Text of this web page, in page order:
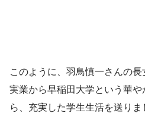
このように、羽鳥慎一さんの
実業から早稲田大学という華
ら、充実した学生生活を送り